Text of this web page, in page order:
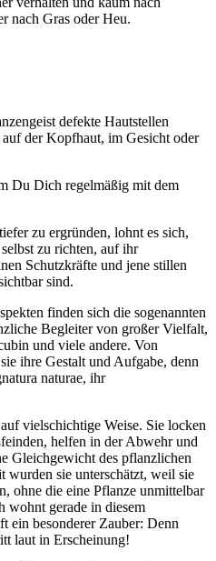
nach Gras oder Heu.
defekte Hautstellen
der Kopfhaut, im Gesicht oder
Du Dich regelmäßig mit dem
zu ergründen, lohnt es sich,
zu richten, auf ihr
Schutzkräfte und jene stillen
sind.
finden sich die sogenannten
Begleiter von großer Vielfalt,
und viele andere. Von
ihre Gestalt und Aufgabe, denn
naturae, ihr
vielschichtige Weise. Sie locken
helfen in der Abwehr und
Gleichgewicht des pflanzlichen
wurden sie unterschätzt, weil sie
ohne die eine Pflanze unmittelbar
wohnt gerade in diesem
ein besonderer Zauber: Denn
laut in Erscheinung!